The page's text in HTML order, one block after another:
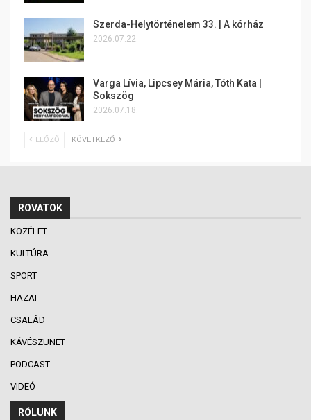
Szerda-Helytörténelem 33. | A kórház
2026.07.22.
Varga Lívia, Lipcsey Mária, Tóth Kata |
Sokszög
2026.07.18.
ELŐZŐ KÖVETKEZŐ
ROVATOK
KÖZÉLET
KULTÚRA
SPORT
HAZAI
CSALÁD
KÁVÉSZÜNET
PODCAST
VIDEÓ
RÓLUNK